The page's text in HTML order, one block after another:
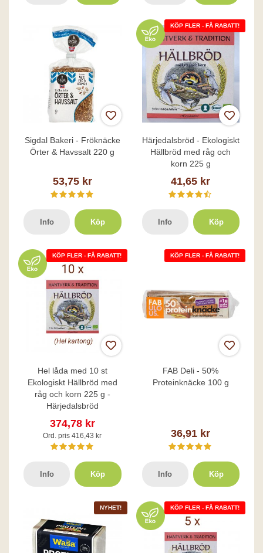
Sigdal Bakeri - Fröknäcke
Örter & Havssalt 220 g
53,75 kr
Info Köp
KÖP FLER - FÅ RABATT!
Härjedalsbröd - Ekologiskt
Hällbröd med råg och
korn 225 g
41,65 kr
Info Köp
KÖP FLER - FÅ RABATT!
Hel låda med 10 st
Ekologiskt Hällbröd med
råg och korn 225 g -
Härjedalsbröd
374,78 kr
Ord. pris 416,43 kr
Info Köp
KÖP FLER - FÅ RABATT!
FAB Deli - 50%
Proteinknäcke 100 g
36,91 kr
Info Köp
NYHET! KÖP FLER - FÅ RABATT!